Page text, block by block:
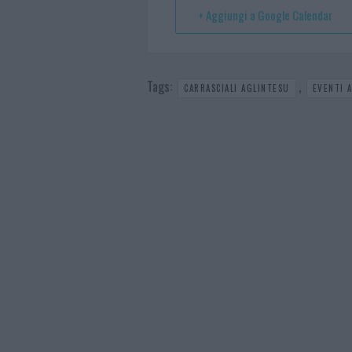
t p
+ Aggiungi a Google Calendar
Tags: CARRASCIALI AGLINTESU , EVENTI